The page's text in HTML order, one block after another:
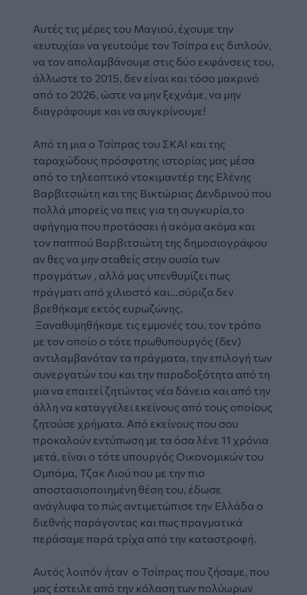
Αυτές τις μέρες του Μαγιού, έχουμε την
«ευτυχία» να γευτούμε τον Τσίπρα εις διπλούν,
να τον απολαμβάνουμε στις δύο εκφάνσεις του,
άλλωστε το 2015, δεν είναι και τόσο μακρινό
από το 2026, ώστε να μην ξεχνάμε, να μην
διαγράφουμε και να συγκρίνουμε!
Από τη μια ο Τσίπρας του ΣΚΑΙ και της
ταραχώδους πρόσφατης ιστορίας μας μέσα
από το τηλεοπτικό ντοκιμαντέρ της Ελένης
Βαρβιτσιώτη και της Βικτώριας Δενδρινού που
πολλά μπορείς να πεις για τη συγκυρία,το
αφήγημα που προτάσσει ή ακόμα ακόμα και
τον παππού Βαρβιτσιώτη της δημοσιογράφου
αν θες να μην σταθείς στην ουσία των
πραγμάτων , αλλά μας υπενθυμίζει πως
πράγματι από χιλιοστό και…σύριζα δεν
βρεθήκαμε εκτός ευρωζώνης.
Ξαναθυμηθήκαμε τις εμμονές του, τον τρόπο
με τον οποίο ο τότε πρωθυπουργός (δεν)
αντιλαμβανόταν τα πράγματα, την επιλογή των
συνεργατών του και την παραδοξότητα από τη
μια να επαιτεί ζητώντας νέα δάνεια και από την
άλλη να καταγγέλει εκείνους από τους οποίους
ζητούσε χρήματα. Από εκείνους που σου
προκαλούν εντύπωση με τα όσα λένε 11 χρόνια
μετά, είναι ο τότε υπουργός Οικονομικών του
Ομπάμα, Τζακ Λιού που με την πιο
αποστασιοποιημένη θέση του, έδωσε
ανάγλυφα το πώς αντιμετώπισε την Ελλάδα ο
διεθνής παράγοντας και πως πραγματικά
περάσαμε παρά τρίχα από την καταστροφή.
Αυτός λοιπόν ήταν ο Τσίπρας που ζήσαμε, που
μας έστειλε από την κόλαση των πολύωρων